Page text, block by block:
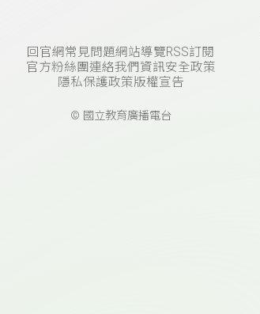
回官網常見問題網站導覽RSS訂閱
官方粉絲團連絡我們 資訊安全政策
隱私保護政策版權宣告
© 國立教育廣播電台